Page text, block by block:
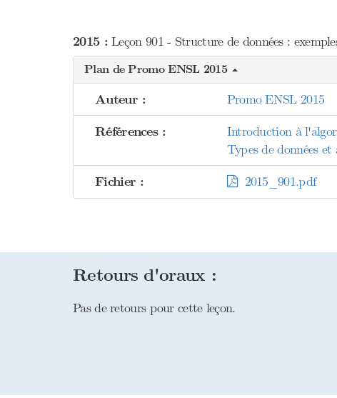
2015 :Leçon 901 - Structure de données :
Plan de Promo ENSL 2015
Auteur : Promo ENSL 2015
Références :
Introduction à
Types de données
Fichier : 2015_901.pdf
Retours d'oraux :
Pas de retours pour cette leçon.